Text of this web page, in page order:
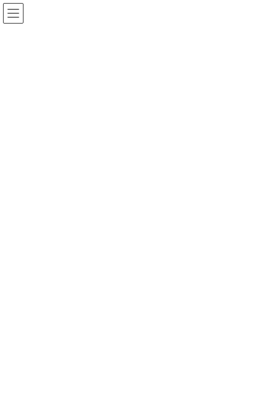
コ
ン
ナ
ビ